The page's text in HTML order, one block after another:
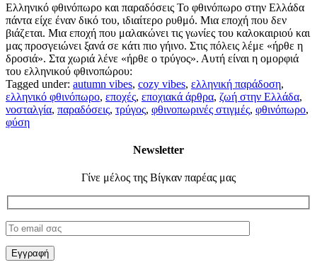
Ελληνικό φθινόπωρο και παραδόσεις Το φθινόπωρο στην Ελλάδα
πάντα είχε έναν δικό του, ιδιαίτερο ρυθμό. Μια εποχή που δεν
βιάζεται. Μια εποχή που μαλακώνει τις γωνίες του καλοκαιριού και
μας προσγειώνει ξανά σε κάτι πιο γήινο. Στις πόλεις λέμε «ήρθε η
δροσιά». Στα χωριά λένε «ήρθε ο τρύγος». Αυτή είναι η ομορφιά
του ελληνικού φθινοπώρου:
Tagged under: autumn vibes, cozy vibes, ελληνική παράδοση,
ελληνικό φθινόπωρο, εποχές, εποχιακά άρθρα, ζωή στην Ελλάδα,
νοσταλγία, παραδόσεις, τρύγος, φθινοπωρινές στιγμές, φθινόπωρο,
φύση
Newsletter
Γίνε μέλος της Βίγκαν παρέας μας